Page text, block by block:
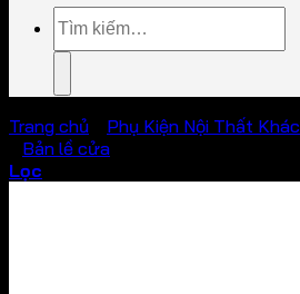
Tìm
kiếm:
Trang chủ Phụ Kiện Nội Thất Khác
Bản lề cửa
Lọc